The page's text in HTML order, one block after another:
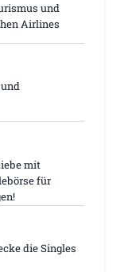
und
Airlines
mit
für
die Singles